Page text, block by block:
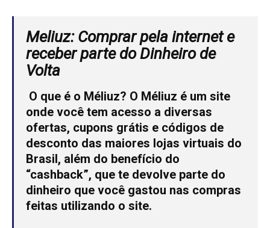
Meliuz: Comprar pela internet e
receber parte do Dinheiro de
Volta
O que é o Méliuz? O Méliuz é um site
onde você tem acesso a diversas
ofertas, cupons grátis e códigos de
desconto das maiores lojas virtuais do
Brasil, além do benefício do
“cashback”, que te devolve parte do
dinheiro que você gastou nas compras
feitas utilizando o site.